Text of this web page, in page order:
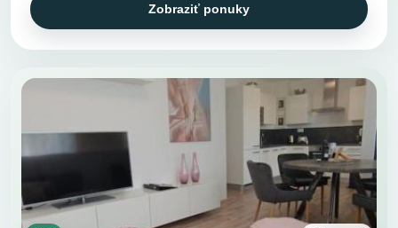
Zobraziť ponuky